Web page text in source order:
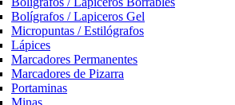
Bolígrafos / Lapiceros Gel
Micropuntas / Estilógrafos
Lápices
Marcadores Permanentes
Marcadores de Pizarra
Portaminas
Minas